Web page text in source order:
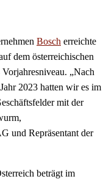
Bosch erreichte
dem österreichischen
„Nach
2023 hatten wir es im
mit der
und Repräsentant der
beträgt im